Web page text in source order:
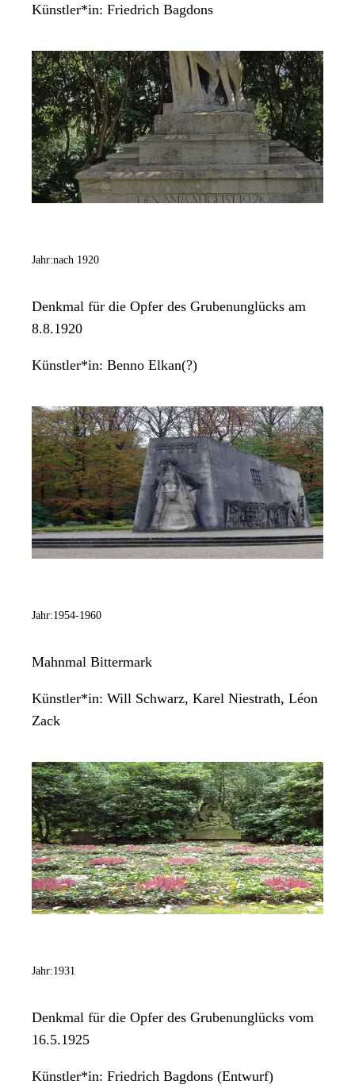
Künstler*in: Friedrich Bagdons
Jahr:nach 1920
Denkmal für die Opfer des Grubenunglücks am
8.8.1920
Künstler*in: Benno Elkan(?)
Jahr:1954-1960
Mahnmal Bittermark
Künstler*in: Will Schwarz, Karel Niestrath, Léon
Zack
Jahr:1931
Denkmal für die Opfer des Grubenunglücks vom
16.5.1925
Künstler*in: Friedrich Bagdons (Entwurf)